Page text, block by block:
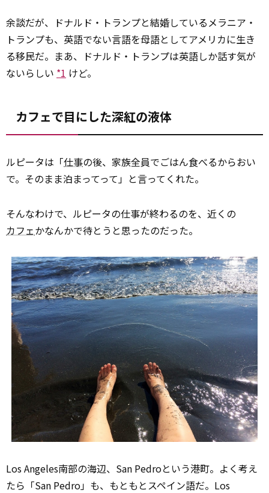
余談だが、ドナルド・トランプと結婚しているメラニア・
トランプも、英語でない言語を母語としてアメリカに生き
る移民だ。まあ、ドナルド・トランプは英語しか話す気が
ないらしい *1 けど。
カフェで目にした深紅の液体
ルピータは「仕事の後、家族全員でごはん食べるからおい
で。そのまま泊まってって」と言ってくれた。
そんなわけで、ルピータの仕事が終わるのを、近くの
カフェかなんかで待とうと思ったのだった。
Los Angeles南部の海辺、San Pedroという港町。よく考え
たら「San Pedro」も、もともとスペイン語だ。Los